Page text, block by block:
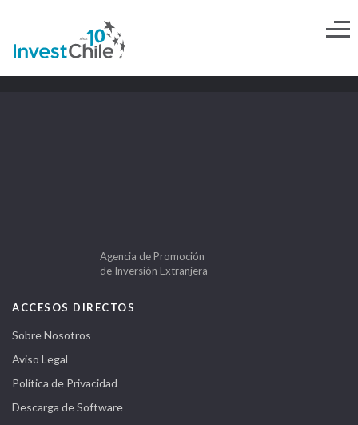
Agencia de Promoción
de Inversión Extranjera
ACCESOS DIRECTOS
Sobre Nosotros
Aviso Legal
Política de Privacidad
Descarga de Software